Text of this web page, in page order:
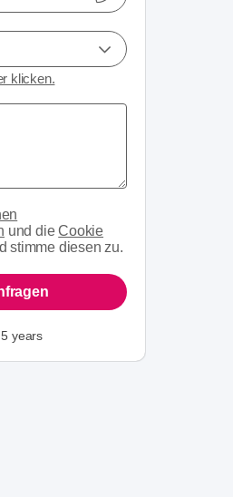
klicken.
und dieCookie
stimme diesen zu.
years